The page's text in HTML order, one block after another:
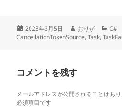
投
稿
2023年3月5日
作
成
おりが
カ
テ
C#
CancellationTokenSource,Task,
コメントを残す
メールアドレスが公開されることはあり
必須項目です